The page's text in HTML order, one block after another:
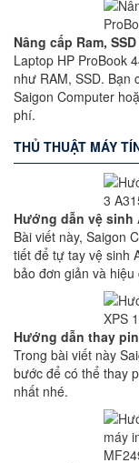
Nâng cấp Ram,
Laptop HP ProBook
như RAM, SSD. Bạn
Saigon Computer
phí.
THỦ THUẬT MÁY
Hướng dẫn vệ sinh
Bài viết này, Saigon
tiết để tự tay vệ sinh
bảo đơn giản và hiệu
Hướng dẫn thay
Trong bài viết này
bước để có thể thay
nhất nhé.